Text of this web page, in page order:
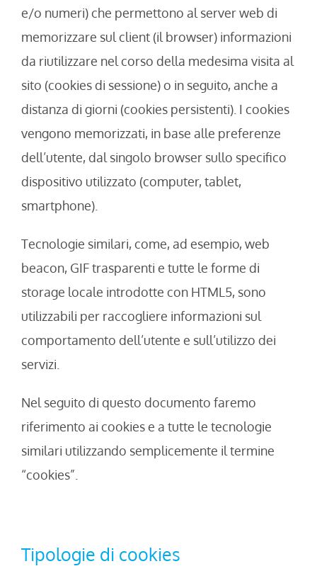
e/o numeri) che permettono al server web di
memorizzare sul client (il browser) informazioni
da riutilizzare nel corso della medesima visita al
sito (cookies di sessione) o in seguito, anche a
distanza di giorni (cookies persistenti). I cookies
vengono memorizzati, in base alle preferenze
dell’utente, dal singolo browser sullo specifico
dispositivo utilizzato (computer, tablet,
smartphone).
Tecnologie similari, come, ad esempio, web
beacon, GIF trasparenti e tutte le forme di
storage locale introdotte con HTML5, sono
utilizzabili per raccogliere informazioni sul
comportamento dell’utente e sull’utilizzo dei
servizi.
Nel seguito di questo documento faremo
riferimento ai cookies e a tutte le tecnologie
similari utilizzando semplicemente il termine
“cookies”.
Tipologie di cookies